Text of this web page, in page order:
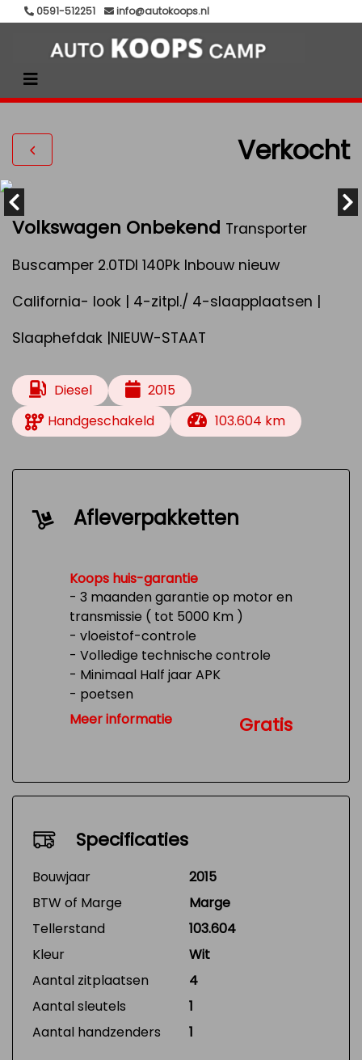
0591-512251 info@autokoops.nl
Verkocht
Volkswagen Onbekend Transporter
Buscamper 2.0TDI 140Pk Inbouw nieuw
California- look | 4-zitpl./ 4-slaapplaatsen |
Slaaphefdak |NIEUW-STAAT
Diesel
2015
Handgeschakeld
103.604 km
Afleverpakketten
Koops huis-garantie
- 3 maanden garantie op motor en
transmissie ( tot 5000 Km )
- vloeistof-controle
- Volledige technische controle
- Minimaal Half jaar APK
- poetsen
- Tank 1/4 vol
Meer informatie Gratis
Specificaties
Bouwjaar
2015
BTW of Marge
Marge
Tellerstand
103.604
Kleur
Wit
Aantal zitplaatsen
4
Aantal sleutels
1
Aantal handzenders
1